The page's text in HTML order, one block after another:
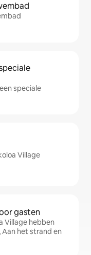
speciale
Village
gasten
Village hebben
het strand en